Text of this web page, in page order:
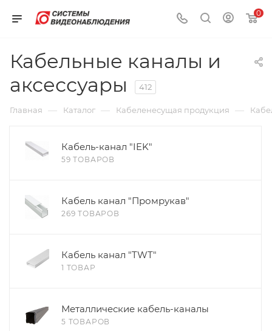
0
Кабельные каналы и
аксессуары
412
Главная — Каталог — Кабеленесущая продукция —
Кабель-канал "IEK"
59 ТОВАРОВ
Кабель канал "Промрукав"
269 ТОВАРОВ
Кабель канал "TWT"
1 ТОВАР
Металлические кабель-каналы
5 ТОВАРОВ